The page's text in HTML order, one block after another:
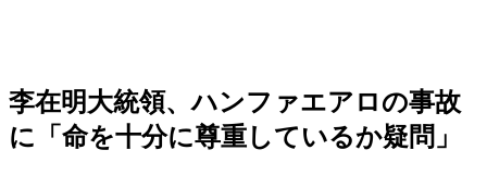
李在明大統領、ハンファエアロの事故
に「命を十分に尊重しているか疑問」